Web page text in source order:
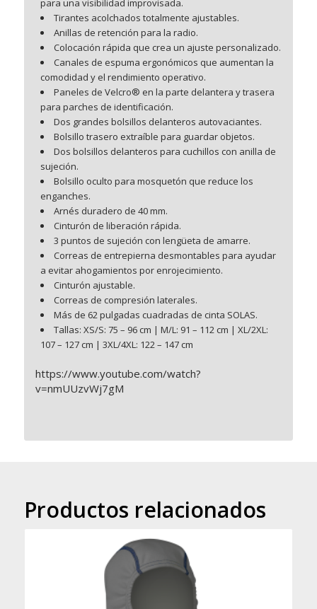
para una visibilidad improvisada.
Tirantes acolchados totalmente ajustables.
Anillas de retención para la radio.
Colocación rápida que crea un ajuste personalizado.
Canales de espuma ergonómicos que aumentan la
comodidad y el rendimiento operativo.
Paneles de Velcro® en la parte delantera y trasera
para parches de identificación.
Dos grandes bolsillos delanteros autovaciantes.
Bolsillo trasero extraíble para guardar objetos.
Dos bolsillos delanteros para cuchillos con anilla de
sujeción.
Bolsillo oculto para mosquetón que reduce los
enganches.
Arnés duradero de 40 mm.
Cinturón de liberación rápida.
3 puntos de sujeción con lengüeta de amarre.
Correas de entrepierna desmontables para ayudar
a evitar ahogamientos por enrojecimiento.
Cinturón ajustable.
Correas de compresión laterales.
Más de 62 pulgadas cuadradas de cinta SOLAS.
Tallas: XS/S: 75 – 96 cm | M/L: 91 – 112 cm | XL/2XL:
107 – 127 cm | 3XL/4XL: 122 – 147 cm
https://www.youtube.com/watch?
v=nmUUzvWj7gM
Productos relacionados